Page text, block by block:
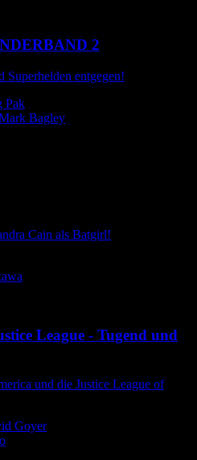
2
Superhelden entgegen!
Pak
Bagley
Cain als Batgirl!
League - Tugend und
und die Justice League of
Goyer